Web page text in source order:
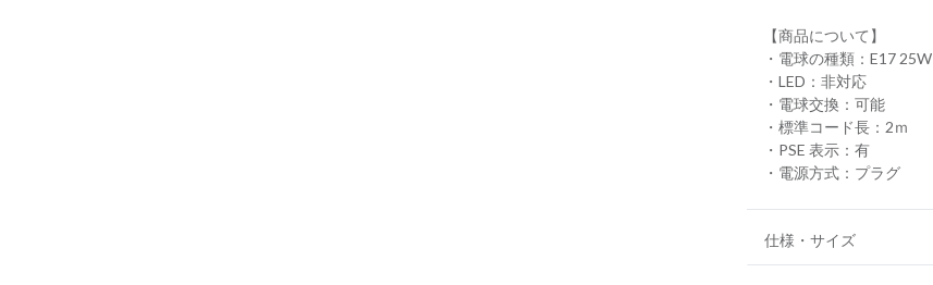
【商品について】
・電球の種類：E17 25W
・LED：非対応
・電球交換：可能
・標準コード長：2ｍ
・PSE 表示：有
・電源方式：プラグ
仕様・サイズ